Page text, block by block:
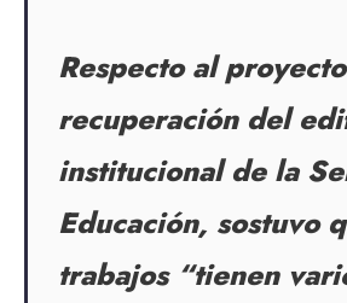
Respecto al
recuperación del
institucional de la
Educación, sostuvo
trabajos “tienen